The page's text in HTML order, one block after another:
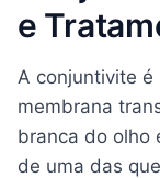
e
A conjuntivite
membrana
branca do olho
de uma das